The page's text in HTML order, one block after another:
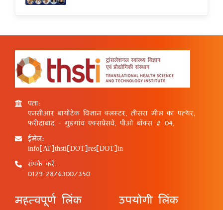
पता:
एनसीआर बायोटेक विज्ञान क्लस्टर, तीसरा मील का पत्थर,
फरीदाबाद - गुड़गांव एक्सप्रेसवे, पीओ बॉक्स # 04,
ईमेल:
info[AT]thsti[DOT]res[DOT]in
संपर्क करें:
0129-2876300/350
महत्वपूर्ण लिंक उपयोगी लिंक